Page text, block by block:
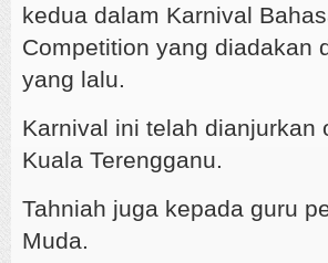
kedua dalam Karnival
Competition yang diadakan
yang lalu.
Karnival ini telah dianjurkan
Kuala Terengganu.
Tahniah juga kepada guru
Muda.